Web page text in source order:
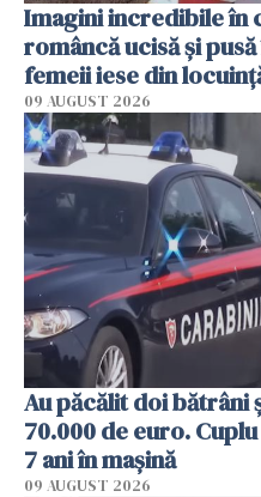
Imagini incredibile în
româncă ucisă și
femeii iese din
09 AUGUST 2026
Au păcălit doi bătrâni
70.000 de euro.
7 ani în mașină
09 AUGUST 2026